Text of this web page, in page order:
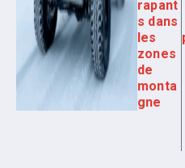
rapant
s dans
les
zones
de
monta
gne